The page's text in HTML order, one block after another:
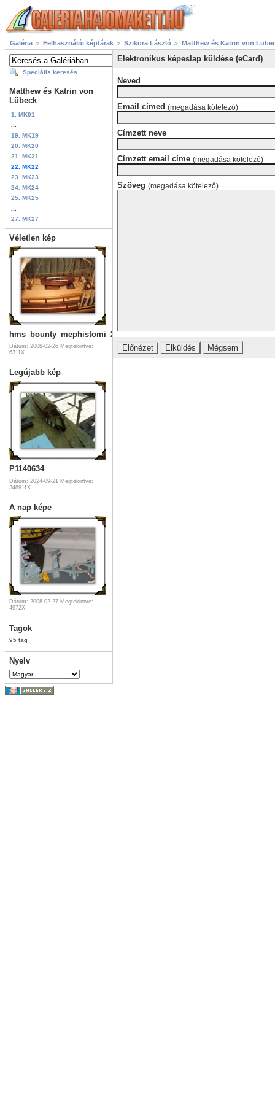
Galéria Felhasználói képtárak Szikora László Matthew és Katrin von
Speciális keresés
Matthew és Katrin von
Lübeck
1. MK01
19. MK19
20. MK20
21. MK21
22. MK22
23. MK23
24. MK24
25. MK25
27. MK27
Véletlen kép
hms_bounty_mephistomi_20
Dátum: 2008-02-26 Megtekintve:
6311X
Legújabb kép
P1140634
Dátum: 2024-09-21 Megtekintve:
348911X
A nap képe
Dátum: 2008-02-27 Megtekintve:
4972X
Tagok
95 tag
Nyelv
Elektronikus képeslap küldése (eCard)
Neved
Email címed (megadása kötelező)
Címzett neve
Címzett email címe (megadása kötelező)
Szöveg (megadása kötelező)